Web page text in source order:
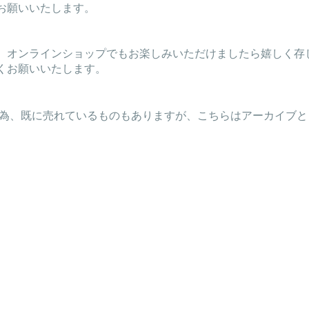
いいたします。
オンラインショップでもお楽しみいただけましたら嬉しく存
願いいたします。
、既に売れているものもありますが、こちらはアーカイブ